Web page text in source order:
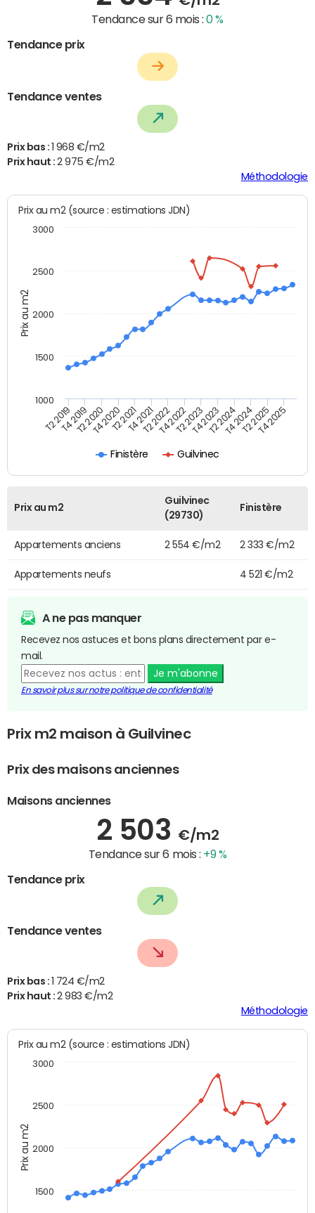
Tendance sur 6 mois :0 %
Tendance prix
Tendance ventes
Prix bas : 1 968 €/m2
Prix haut :2 975 €/m2
Méthodologie
Prix au m2
Prix au m2 (source : estimations JDN)
Finistère Guilvinec
T2 2019T4 2019T2 2020T4 2020T2 2021T4 2021T2 2022T4 2022T2 2023T4 2023T2 2024T4 2024T2 2025T4 2025
1500
2000
2500
1000
3000
Prix au m2
Guilvinec
(29730)
Finistère
Appartements anciens 2 554 €/m2 2 333 €/m2
Appartements neufs 4 521 €/m2
A ne pas manquer
Recevez nos astuces et bons plans directement par e-
mail.
Je m'abonne
En savoir plus sur notre politique de confidentialité
Prix m2 maison à Guilvinec
Prix des maisons anciennes
Maisons anciennes
2 503 €/m2
Tendance sur 6 mois : +9 %
Tendance prix
Tendance ventes
Prix bas :
1 724 €/m2
Prix haut :2 983 €/m2
Méthodologie
Prix au m2
Prix au m2 (source : estimations JDN)
1500
2000
2500
3000